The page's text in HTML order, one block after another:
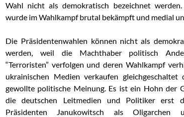
Wahl nicht als demokratisch bezeichnet
wurde im Wahlkampf brutal bekämpft und medial
Die Präsidentenwahlen können nicht als
werden, weil die Machthaber politisch
“Terroristen” verfolgen und deren Wahlkampf
ukrainischen Medien verkaufen gleichgeschaltet
gewollte politische Meinung. Es ist ein Hohn der
die deutschen Leitmedien und Politiker erst
Präsidenten Janukowitsch als Oligarchen